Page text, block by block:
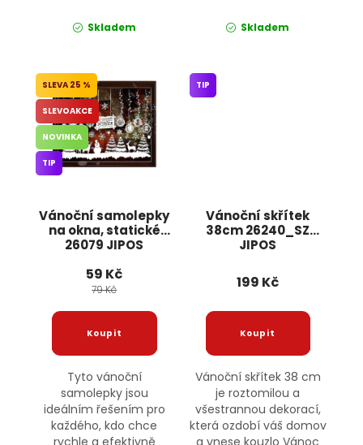
Skladem Skladem
Vánoční samolepky
na okna, statické
26079 JIPOS
25 %
SLEVOAKCE
NOVINKA
TIP
59 Kč
79 Kč
Tyto vánoční
samolepky jsou
ideálním řešením pro
každého, kdo chce
Vánoční skřítek
38cm 26240_SZ
JIPOS
TIP
199 Kč
Vánoční skřítek 38 cm
je roztomilou a
všestrannou dekorací,
která ozdobí váš domov